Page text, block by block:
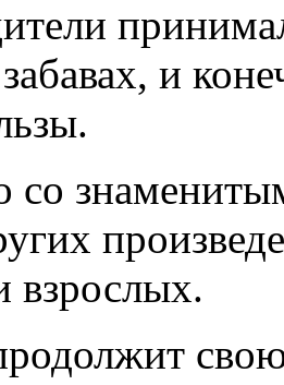
и
со
взрослых.